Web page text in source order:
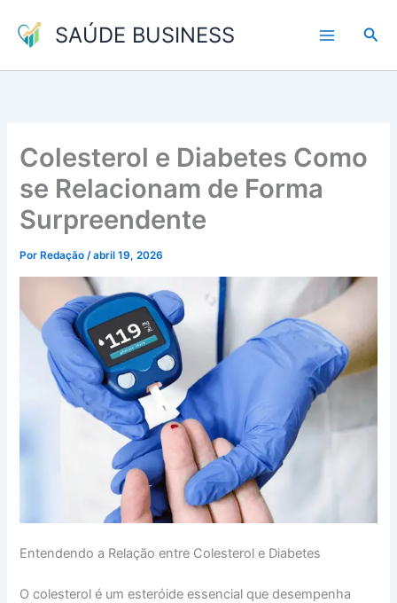
para
conteúdo
SAÚDE BUSINESS
Colesterol e Diabetes Como
se Relacionam de Forma
Surpreendente
Por Redação/abril 19, 2026
Entendendo a Relação entre Colesterol e Diabetes
O colesterol é um esteróide essencial que desempenha